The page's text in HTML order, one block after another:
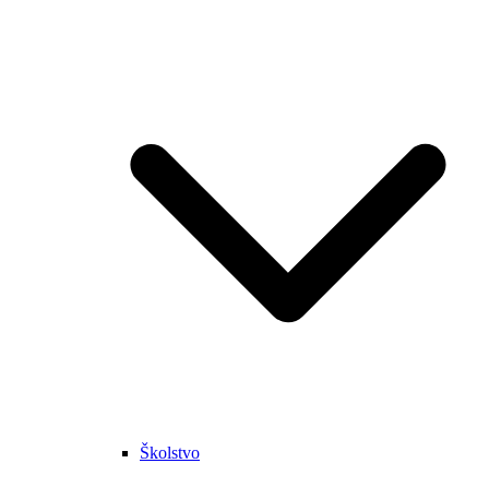
Školstvo